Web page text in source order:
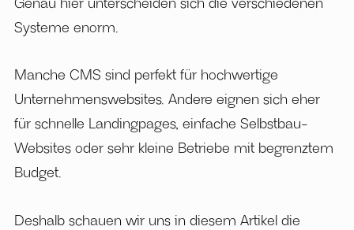
Genau hier unterscheiden sich die verschiedenen
Systeme enorm.
Manche CMS sind perfekt für hochwertige
Unternehmenswebsites. Andere eignen sich eher
für schnelle Landingpages, einfache Selbstbau-
Websites oder sehr kleine Betriebe mit begrenztem
Budget.
Deshalb schauen wir uns in diesem Artikel die